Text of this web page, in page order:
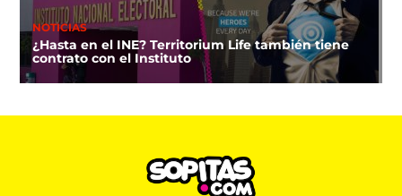
NOTICIAS
¿Hasta en el INE? Territorium Life también tiene
contrato con el Instituto